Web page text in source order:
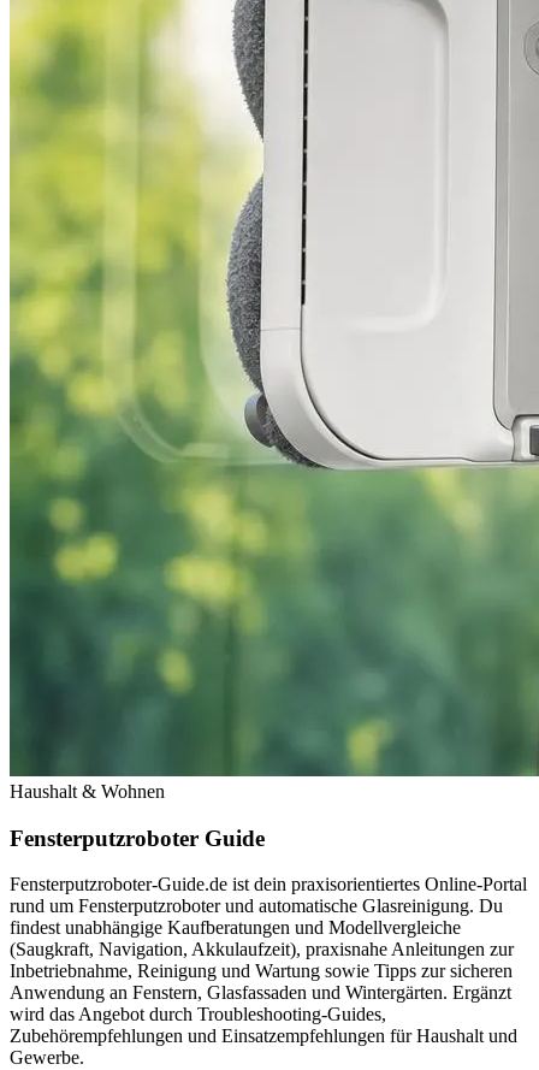
Haushalt & Wohnen
Fensterputzroboter Guide
Fensterputzroboter-Guide.de ist dein praxisorientiertes Online-Portal
rund um Fensterputzroboter und automatische Glasreinigung. Du
findest unabhängige Kauf­beratungen und Modellvergleiche
(Saugkraft, Navigation, Akkulaufzeit), praxisnahe Anleitungen zur
Inbetriebnahme, Reinigung und Wartung sowie Tipps zur sicheren
Anwendung an Fenstern, Glasfassaden und Wintergärten. Ergänzt
wird das Angebot durch Troubleshooting-Guides,
Zubehörempfehlungen und Einsatzempfehlungen für Haushalt und
Gewerbe.